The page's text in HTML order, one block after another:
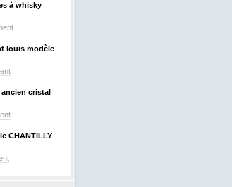
à whisky
louis modèle
ancien cristal
CHANTILLY